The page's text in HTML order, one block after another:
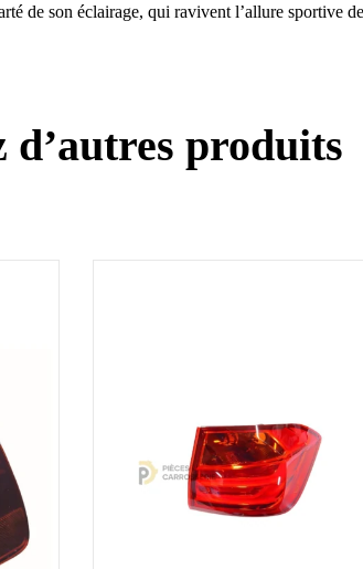
de son éclairage, qui ravivent l’allure sportive
d’autres produits